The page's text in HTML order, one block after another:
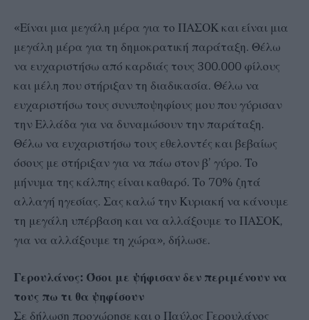
«Είναι μια μεγάλη μέρα για το ΠΑΣΟΚ και είναι μια
μεγάλη μέρα για τη δημοκρατική παράταξη. Θέλω
να ευχαριστήσω από καρδιάς τους 300.000 φίλους
και μέλη που στήριξαν τη διαδικασία. Θέλω να
ευχαριστήσω τους συνυποψηφίους μου που γύρισαν
την Ελλάδα για να δυναμώσουν την παράταξη.
Θέλω να ευχαριστήσω τους εθελοντές και βεβαίως
όσους με στήριξαν για να πάω στον β’ γύρο. Το
μήνυμα της κάλπης είναι καθαρό. Το 70% ζητά
αλλαγή ηγεσίας. Σας καλώ την Κυριακή να κάνουμε
τη μεγάλη υπέρβαση και να αλλάξουμε το ΠΑΣΟΚ,
για να αλλάξουμε τη χώρα», δήλωσε.
Γερουλάνος: Όσοι με ψήφισαν δεν περιμένουν να
τους πω τι θα ψηφίσουν
Σε δήλωση προχώρησε και ο Παύλος Γερουλάνος